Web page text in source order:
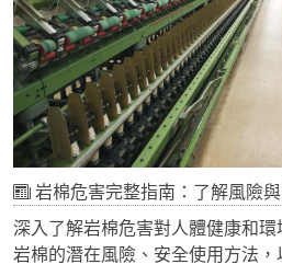
岩棉危害完整指南：了解風險
深入了解岩棉危害對人體健康和
岩棉的潛在風險、安全使用方法，